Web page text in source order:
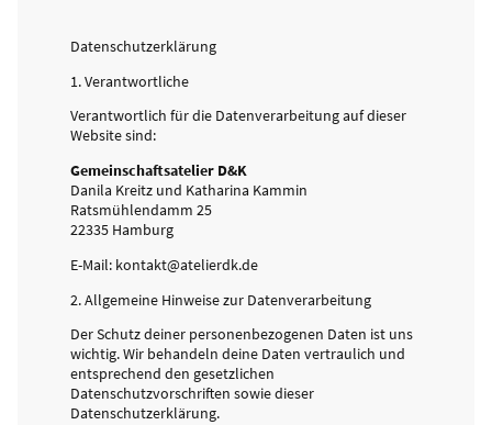
Datenschutzerklärung
1. Verantwortliche
Verantwortlich für die Datenverarbeitung auf dieser
Website sind:
Gemeinschaftsatelier D&K
Danila Kreitz und Katharina Kammin
Ratsmühlendamm 25
22335 Hamburg
E-Mail: kontakt@atelierdk.de
2. Allgemeine Hinweise zur Datenverarbeitung
Der Schutz deiner personenbezogenen Daten ist uns
wichtig. Wir behandeln deine Daten vertraulich und
entsprechend den gesetzlichen
Datenschutzvorschriften sowie dieser
Datenschutzerklärung.